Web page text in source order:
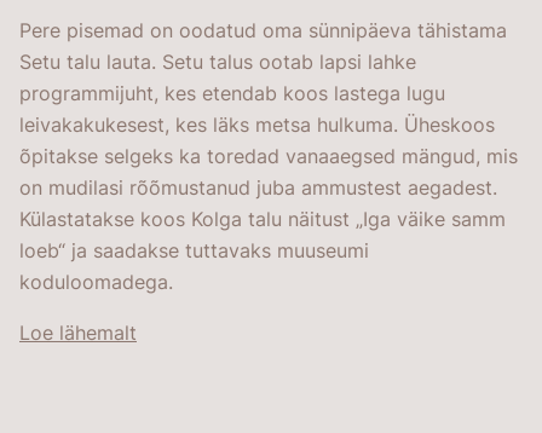
Pere pisemad on oodatud oma sünnipäeva tähistama
Setu talu lauta. Setu talus ootab lapsi lahke
programmijuht, kes etendab koos lastega lugu
leivakakukesest, kes läks metsa hulkuma. Üheskoos
õpitakse selgeks ka toredad vanaaegsed mängud, mis
on mudilasi rõõmustanud juba ammustest aegadest.
Külastatakse koos Kolga talu näitust „Iga väike samm
loeb“ ja saadakse tuttavaks muuseumi
koduloomadega.
Loe lähemalt